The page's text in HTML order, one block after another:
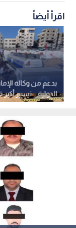
اقرأ أيضاً
بدعم من وكالة
الدولية .. تسبير
مياه لدعم سكان